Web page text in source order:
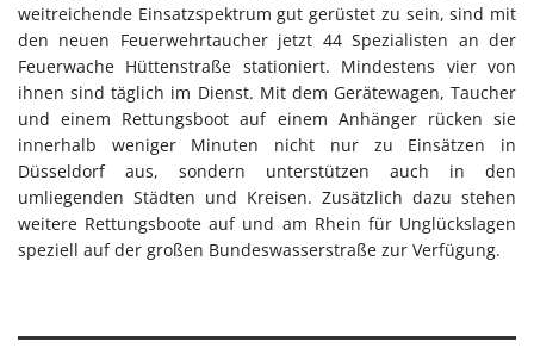
weitreichende Einsatzspektrum gut gerüstet zu sein, sind mit
den neuen Feuerwehrtaucher jetzt 44 Spezialisten an der
Feuerwache Hüttenstraße stationiert. Mindestens vier von
ihnen sind täglich im Dienst. Mit dem Gerätewagen, Taucher
und einem Rettungsboot auf einem Anhänger rücken sie
innerhalb weniger Minuten nicht nur zu Einsätzen in
Düsseldorf aus, sondern unterstützen auch in den
umliegenden Städten und Kreisen. Zusätzlich dazu stehen
weitere Rettungsboote auf und am Rhein für Unglückslagen
speziell auf der großen Bundeswasserstraße zur Verfügung.